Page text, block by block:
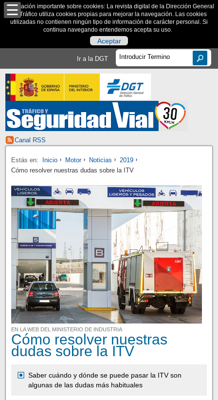
Información importante sobre cookies: La revista digital de la Dirección General
de Tráfico utiliza cookies propias para mejorar la navegación. Las cookies
utilizadas no contienen ningún tipo de información de carácter personal. Si
continua navegando entendemos acepta su uso.
Aceptar
Ir a la DGT
Canal RSS
Estás en: Inicio Motor Noticias
2019
Cómo resolver nuestras dudas sobre la ITV
EN LA WEB DEL MINISTERIO DE INDUSTRIA
Cómo resolver nuestras
dudas sobre la ITV
Saber cuándo y dónde se puede pasar la ITV son
algunas de las dudas más habituales